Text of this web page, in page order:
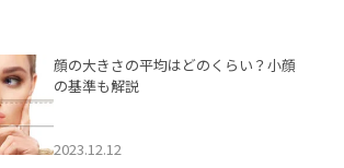
顔の大きさの平均はどのくらい？小顔
の基準も解説
2023.12.12